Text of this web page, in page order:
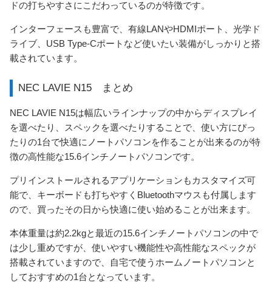
ドの打ちやすさにこだわっているのが特徴です。
インターフェースも豊富で、有線LANやHDMIポート、光学ド
ライブ、USB Type-Cポートなど使いたい装備がしっかりと搭
載されています。
NEC LAVIE N15 まとめ
NEC LAVIE N15は幅広いラインナップの中からディスプレイ
を選べたり、スペックを選べたりすることで、使い方にぴっ
たりの1台で快適にノートパソコンを作ることが出来るのが特
徴の高性能な15.6インチノートパソコンです。
プリインストールされるアプリケーションもカスタマイズ可
能で、キーボードも打ちやすくBluetoothマウスも付属します
ので、買ったその日から快適に使い始めることが出来ます。
本体重量は約2.2kgと最近の15.6インチノートパソコンの中で
は少し重めですが、使いやすい機能性や高性能なスペックが
搭載されていますので、自宅で使うホームノートパソコンと
しておすすめの1台となっています。